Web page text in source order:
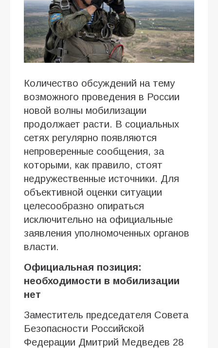
Количество обсуждений на тему
возможного проведения в России
новой волны мобилизации
продолжает расти. В социальных
сетях регулярно появляются
непроверенные сообщения, за
которыми, как правило, стоят
недружественные источники. Для
объективной оценки ситуации
целесообразно опираться
исключительно на официальные
заявления уполномоченных органов
власти.
Официальная позиция:
необходимости в мобилизации
нет
Заместитель председателя Совета
Безопасности Российской
Федерации Дмитрий Медведев 28